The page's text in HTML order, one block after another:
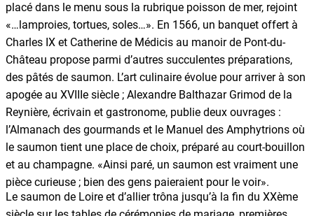
placé dans le menu sous la rubrique poisson de mer, rejoint
«…lamproies, tortues, soles…». En 1566, un banquet offert à
Charles IX et Catherine de Médicis au manoir de Pont-du-
Château propose parmi d’autres succulentes préparations,
des pâtés de saumon. L’art culinaire évolue pour arriver à son
apogée au XVIIIe siècle ; Alexandre Balthazar Grimod de la
Reynière, écrivain et gastronome, publie deux ouvrages :
l’Almanach des gourmands et le Manuel des Amphytrions où
le saumon tient une place de choix, préparé au court-bouillon
et au champagne. «Ainsi paré, un saumon est vraiment une
pièce curieuse ; bien des gens paieraient pour le voir».
Le saumon de Loire et d’allier trôna jusqu’à la fin du XXème